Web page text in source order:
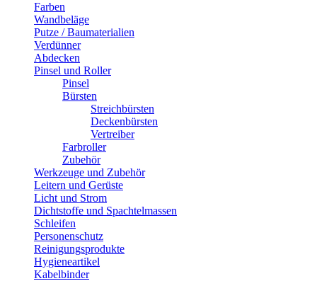
Farben
Wandbeläge
Putze / Baumaterialien
Verdünner
Abdecken
Pinsel und Roller
Pinsel
Bürsten
Streichbürsten
Deckenbürsten
Vertreiber
Farbroller
Zubehör
Werkzeuge und Zubehör
Leitern und Gerüste
Licht und Strom
Dichtstoffe und Spachtelmassen
Schleifen
Personenschutz
Reinigungsprodukte
Hygieneartikel
Kabelbinder